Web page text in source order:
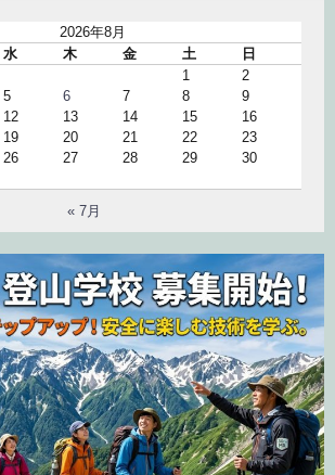
2026年8月
水 木 金 土
日
1
2
5 6 7 8
9
12 13 14 15
16
19 20 21 22
23
26 27 28 29
30
« 7月